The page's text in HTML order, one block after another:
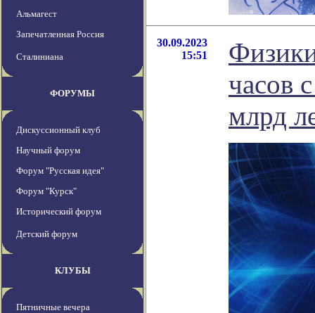
Альмагест
Запечатленная Россия
Сталиниана
ФОРУМЫ
Дискуссионный клуб
Научный форум
Форум "Русская идея"
Форум "Курск"
Исторический форум
Детский форум
КЛУБЫ
Пятничные вечера
30.09.2023
15:51
часов
млрд